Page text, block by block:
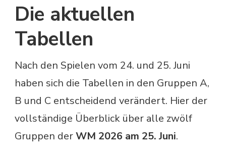
Die aktuellen
Tabellen
Nach den Spielen vom 24. und 25. Juni
haben sich die Tabellen in den Gruppen A,
B und C entscheidend verändert. Hier der
vollständige Überblick über alle zwölf
Gruppen derWM 2026 am 25. Juni.